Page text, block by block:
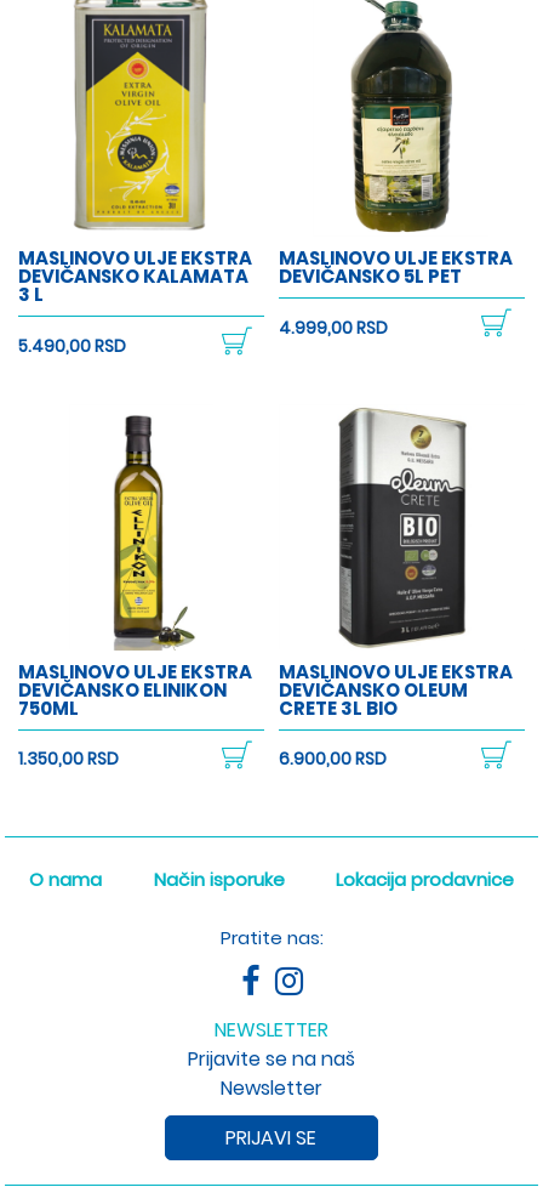
MASLINOVO ULJE EKSTRA
DEVIČANSKO KALAMATA
3 L
5.490,00 RSD
MASLINOVO ULJE EKSTRA
DEVIČANSKO 5L PET
4.999,00 RSD
MASLINOVO ULJE EKSTRA
DEVIČANSKO ELINIKON
750ML
1.350,00 RSD
MASLINOVO ULJE EKSTRA
DEVIČANSKO OLEUM
CRETE 3L BIO
6.900,00 RSD
O nama Način isporuke Lokacija prodavnice
Pratite nas:
NEWSLETTER
Prijavite se na naš
Newsletter
PRIJAVI SE